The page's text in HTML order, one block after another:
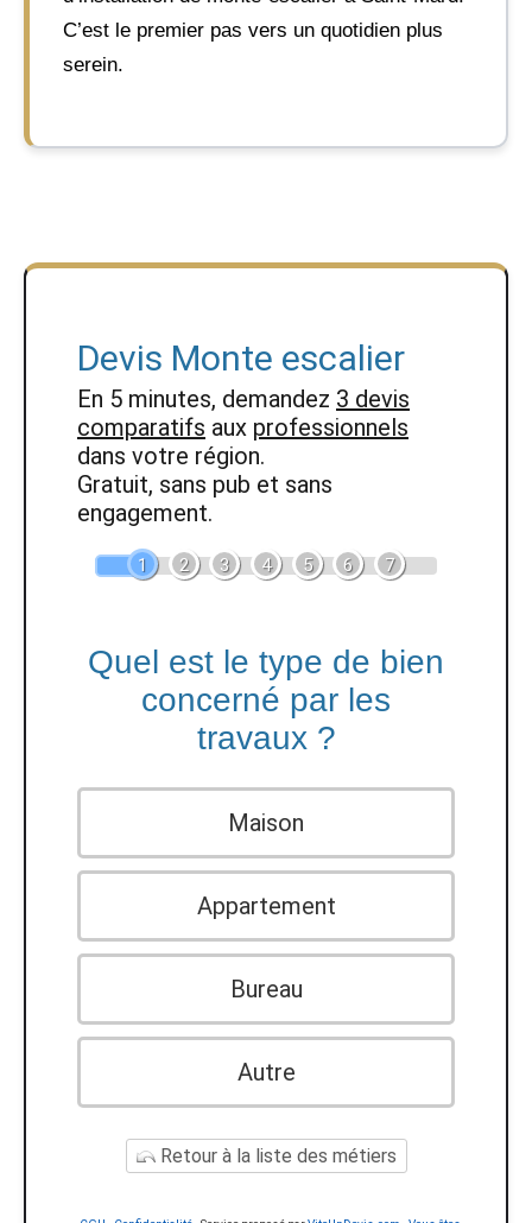
C’est le premier pas vers un quotidien plus
serein.
Devis Monte escalier
En 5 minutes, demandez 3 devis
comparatifs aux professionnels
dans votre région.
Gratuit, sans pub et sans
engagement.
1 2 3 4 5 6 7
Quel est le type de bien
concerné par les
travaux ?
Maison
Appartement
Bureau
Autre
Retour à la liste des métiers